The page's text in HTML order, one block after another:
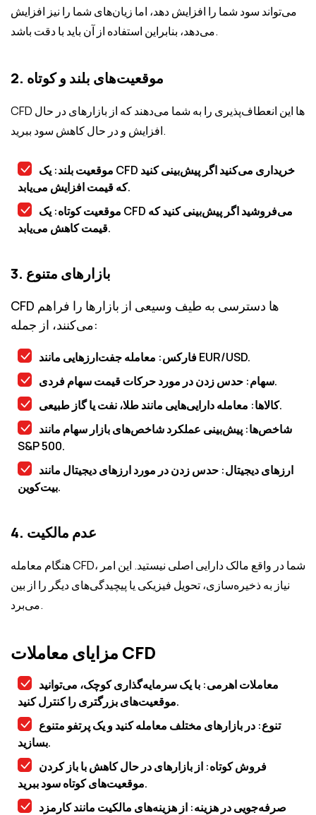
می‌تواند سود شما را افزایش دهد، اما زیان‌های شما را نیز افزایش
می‌دهد، بنابراین استفاده از آن باید با دقت باشد.
2. موقعیت‌های بلند و کوتاه
CFD ها این انعطاف‌پذیری را به شما می‌دهند که از بازارهای در حال
افزایش و در حال کاهش سود ببرید.
موقعیت بلند: یک CFD خریداری می‌کنید اگر پیش‌بینی کنید
که قیمت افزایش می‌یابد.
موقعیت کوتاه: یک CFD می‌فروشید اگر پیش‌بینی کنید که
قیمت کاهش می‌یابد.
3. بازارهای متنوع
CFD ها دسترسی به طیف وسیعی از بازارها را فراهم
می‌کنند، از جمله:
فارکس: معامله جفت‌ارزهایی مانند EUR/USD.
سهام: حدس زدن در مورد حرکات قیمت سهام فردی.
کالاها: معامله دارایی‌هایی مانند طلا، نفت یا گاز طبیعی.
شاخص‌ها: پیش‌بینی عملکرد شاخص‌های بازار سهام مانند
S&P 500.
ارزهای دیجیتال: حدس زدن در مورد ارزهای دیجیتال مانند
بیت‌کوین.
4. عدم مالکیت
هنگام معامله CFD، شما در واقع مالک دارایی اصلی نیستید. این امر
نیاز به ذخیره‌سازی، تحویل فیزیکی یا پیچیدگی‌های دیگر را از بین
می‌برد.
مزایای معاملات CFD
معاملات اهرمی: با یک سرمایه‌گذاری کوچک، می‌توانید
موقعیت‌های بزرگتری را کنترل کنید.
تنوع: در بازارهای مختلف معامله کنید و یک پرتفو متنوع
بسازید.
فروش کوتاه: از بازارهای در حال کاهش با باز کردن
موقعیت‌های کوتاه سود ببرید.
صرفه‌جویی در هزینه: از هزینه‌های مالکیت مانند کارمزد